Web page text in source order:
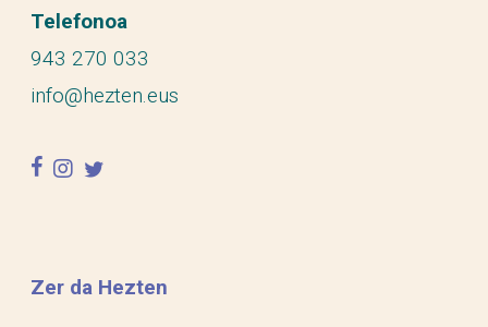
Telefonoa
943 270 033
info@hezten.eus
facebook
instagram
twitter
Zer da Hezten